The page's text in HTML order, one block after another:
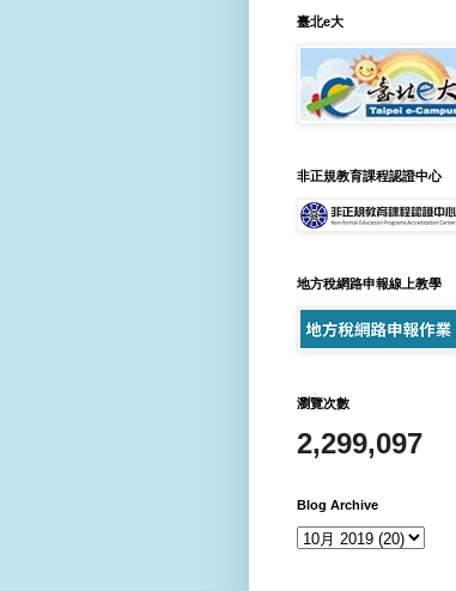
臺北e大
非正規教育課程認證中心
地方稅網路申報線上教學
瀏覽次數
2,299,097
Blog Archive